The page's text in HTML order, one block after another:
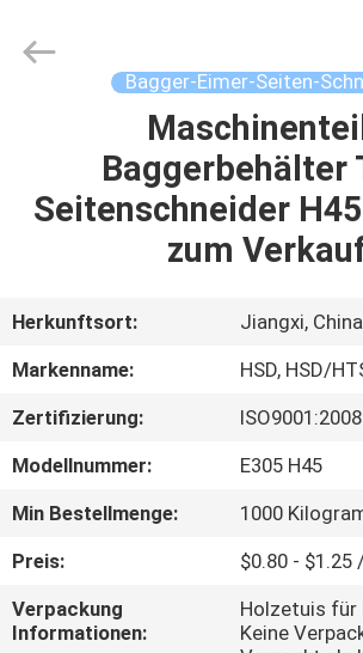
PRODUKTE
UNS
AUSFLUG
TRETEN
SIE
Parts
Co.,Ltd.
Bagger-Eimer-Seiten-
Baggerbehälter
Seitenschneider
zum
Herkunftsort:
Jiangxi, China
Markenname:
HSD, HSD/
Zertifizierung:
ISO9001:2008
Modellnummer:
E305 H45
Min Bestellmenge:
1000
Preis:
$0.80 - $1.25
Verpackung
Informationen:
Holzetuis für
Keine